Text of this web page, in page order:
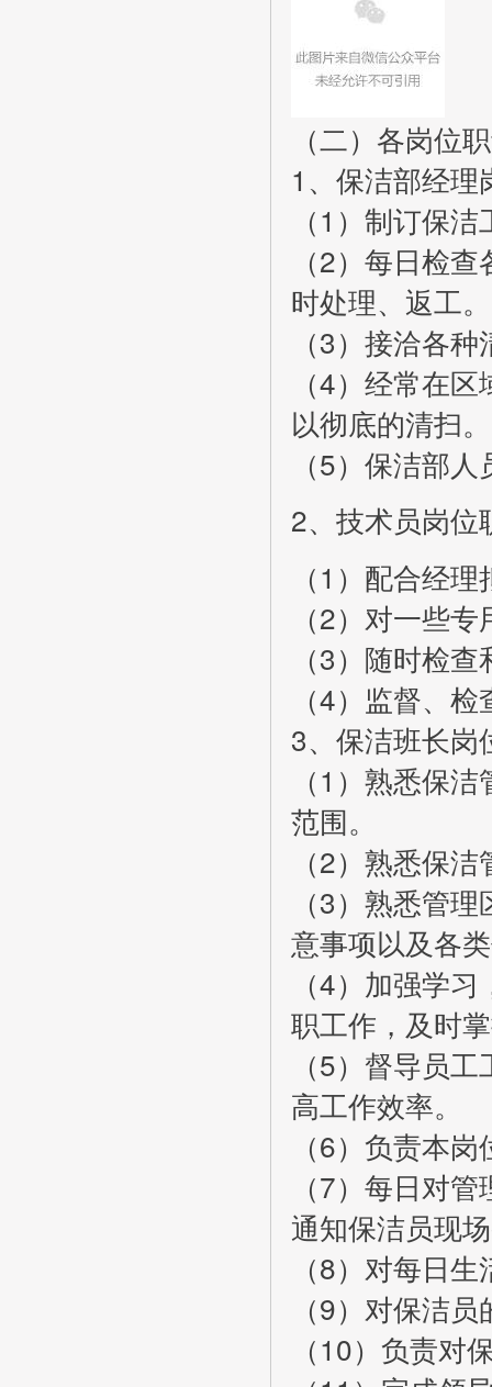
（二）各岗位
1、保洁部经理
（1）制订保
（2）每日检
时处理、返工。
（3）接洽各
（4）经常在
以彻底的清扫。
（5）保洁部
2、技术员岗位
（1）配合经
（2）对一些
（3）随时检
（4）监督、
3、保洁班长岗
（1）熟悉保
范围。
（2）熟悉保
（3）熟悉管
意事项以及各
（4）加强学
职工作，及时
（5）督导员
高工作效率。
（6）负责本
（7）每日对
通知保洁员现
（8）对每日
（9）对保洁
（10）负责对